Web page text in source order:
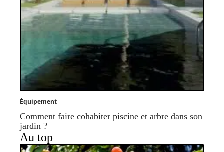
Équipement
Comment faire cohabiter piscine et arbre dans son
jardin ?
Au top